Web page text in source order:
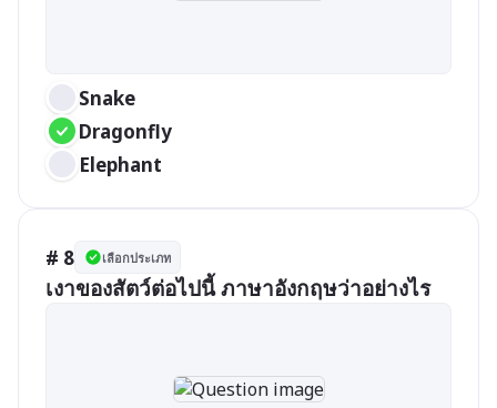
Snake
Dragonfly
Elephant
# 8 เลือกประเภท
เงาของสัตว์ต่อไปนี้ ภาษาอังกฤษว่าอย่างไร